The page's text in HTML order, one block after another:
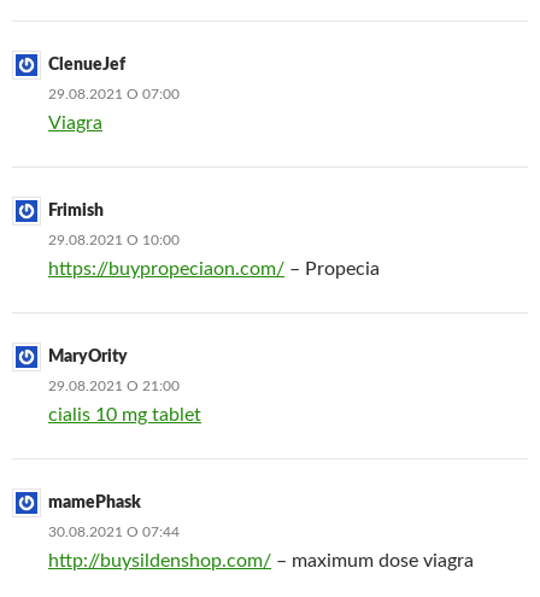
ClenueJef
29.08.2021 О 07:00
Viagra
Frimish
29.08.2021 О 10:00
https://buypropeciaon.com/ – Propecia
MaryOrity
29.08.2021 О 21:00
cialis 10 mg tablet
mamePhask
30.08.2021 О 07:44
http://buysildenshop.com/ – maximum dose viagra